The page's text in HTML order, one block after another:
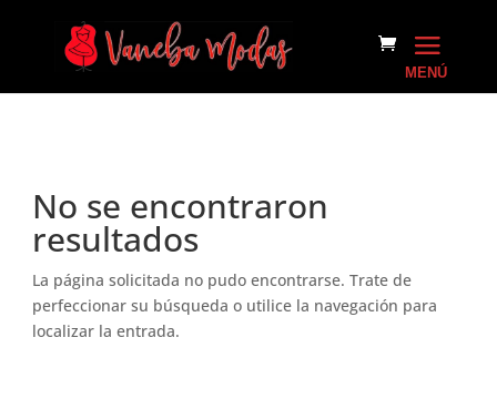
No se encontraron
resultados
La página solicitada no pudo encontrarse. Trate de
perfeccionar su búsqueda o utilice la navegación para
localizar la entrada.